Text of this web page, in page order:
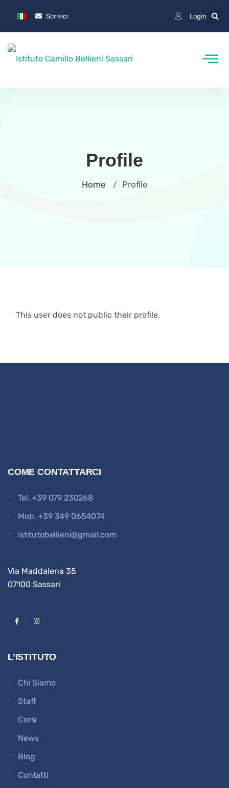
Scrivici Login
Profile
Home / Profile
This user does not public their profile.
COME CONTATTARCI
Tel.+39 079 230268
Mob.+39 349 0654074
istitutobellieni@gmail.com
Via Maddalena 35
07100 Sassari
L’ISTITUTO
Chi Siamo
Staff
Corsi
News
Blog
Contatti